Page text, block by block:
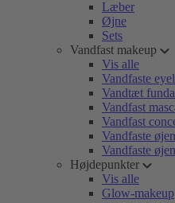
Læber
Øjne
Sets
Vandfast makeup
Vis alle
Vandfaste
Vandtæt
Vandfast
Vandfast
Vandfaste
Vandfaste
Højdepunkter
Vis alle
Glow-makeup